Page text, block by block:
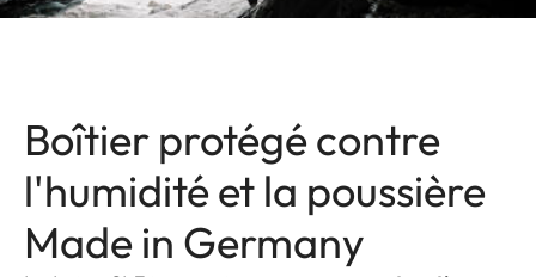
Boîtier protégé contre
l'humidité et la poussière
Made in Germany